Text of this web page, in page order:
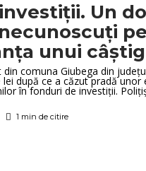
Un
unui
comuna Giubega din
după ce a căzut pradă
în fonduri de investiții.
1 min de citire